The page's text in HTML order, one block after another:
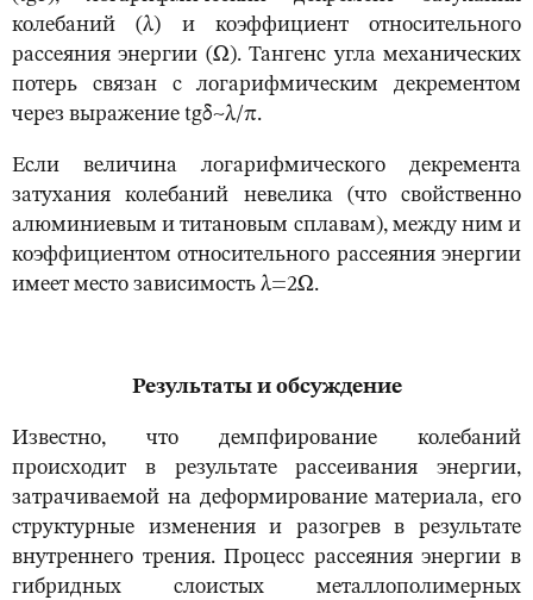
колебаний (λ) и коэффициент относительного
рассеяния энергии (Ω). Тангенс угла механических
потерь связан с логарифмическим декрементом
через выражение tgδ~λ/π.
Если величина логарифмического декремента
затухания колебаний невелика (что свойственно
алюминиевым и титановым сплавам), между ним и
коэффициентом относительного рассеяния энергии
имеет место зависимость λ=2Ω.
Результаты и обсуждение
Известно, что демпфирование колебаний
происходит в результате рассеивания энергии,
затрачиваемой на деформирование материала, его
структурные изменения и разогрев в результате
внутреннего трения. Процесс рассеяния энергии в
гибридных слоистых металлополимерных